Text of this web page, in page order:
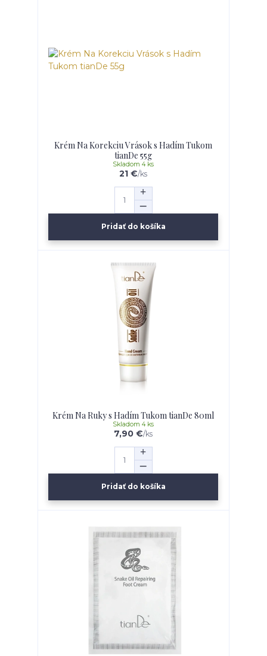
Krém Na Korekciu Vrások s Hadím Tukom
tianDe 55g
21 €/ks
Skladom 4 ks
Pridať do košíka
Krém Na Ruky s Hadím Tukom tianDe 80ml
7,90 €/ks
Skladom 4 ks
Pridať do košíka